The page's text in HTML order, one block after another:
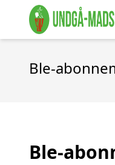
Ble-
Ble-